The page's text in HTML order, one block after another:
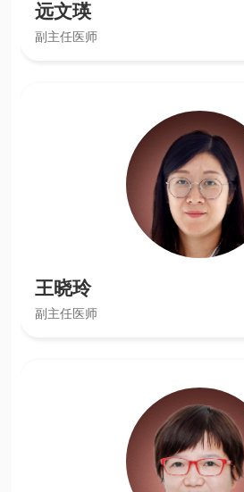
远文瑛
副主任医师
王晓玲
副主任医师